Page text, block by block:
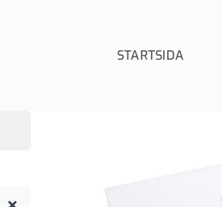
STARTSIDA